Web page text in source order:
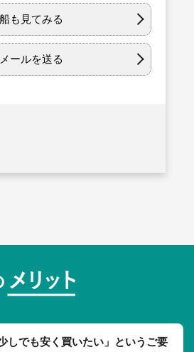
も見てみる
ールを送る
しでも安く買いたい」というご要